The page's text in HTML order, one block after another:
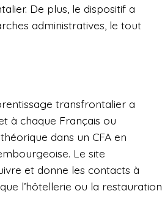
De plus, le dispositif a
administratives, le tout
transfrontalier a
à chaque Français ou
dans un CFA en
Le site
et donne les contacts à
l’hôtellerie ou la restauration